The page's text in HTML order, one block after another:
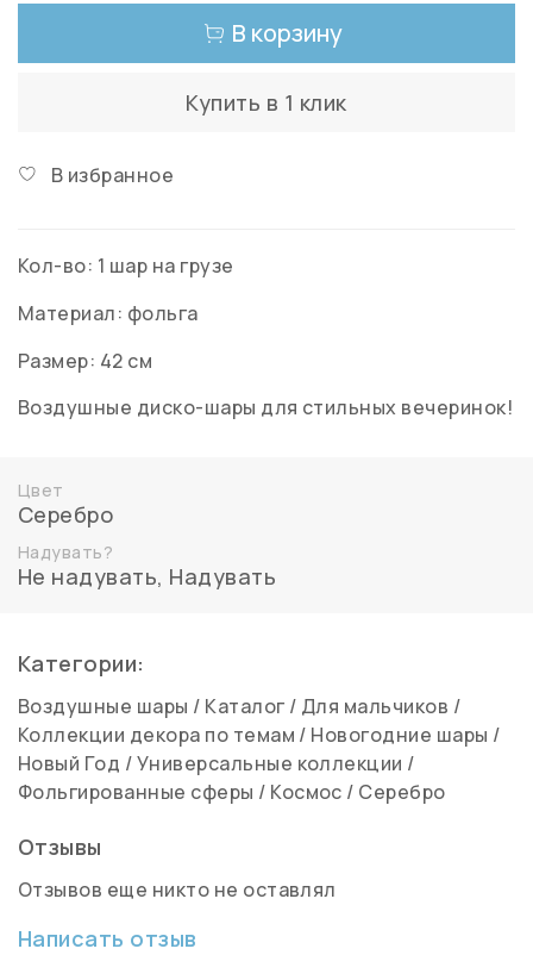
В корзину
Купить в 1 клик
В избранное
Кол-во: 1 шар на грузе
Материал: фольга
Размер: 42 см
Воздушные диско-шары для стильных вечеринок!
Цвет
Серебро
Надувать?
Не надувать, Надувать
Категории:
Воздушные шары / Каталог / Для мальчиков /
Коллекции декора по темам / Новогодние шары /
Новый Год /Универсальные коллекции /
Фольгированные сферы / Космос / Серебро
Отзывы
Отзывов еще никто не оставлял
Написать отзыв